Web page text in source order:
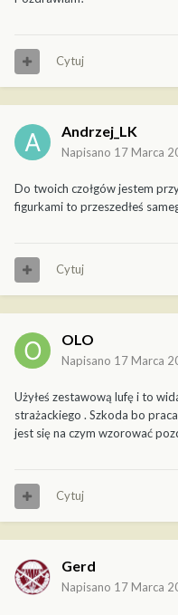
Cytuj
Andrzej_LK
Napisano 17 Marca
Do twoich czołgów jestem
figurkami to przeszedłeś
Cytuj
OLO
Napisano 17 Marca
Użyłeś zestawową lufę i to
strażackiego . Szkoda bo
jest się na czym wzorować
Cytuj
Gerd
Napisano 17 Marca